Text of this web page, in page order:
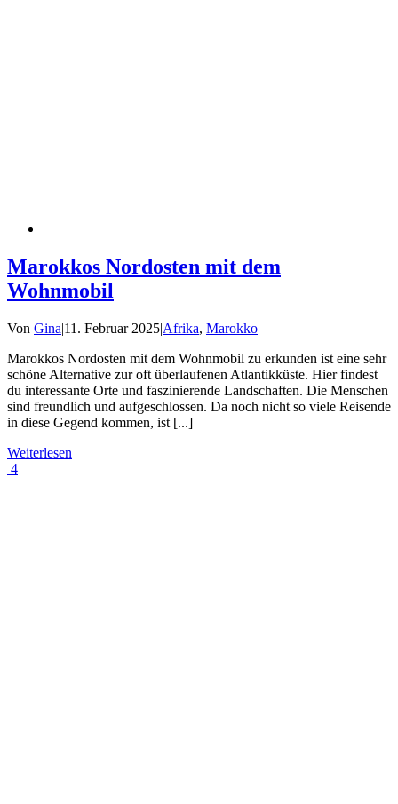
Marokkos Nordosten mit dem
Wohnmobil
Von Gina|11. Februar 2025|Afrika, Marokko|
Marokkos Nordosten mit dem Wohnmobil zu erkunden ist eine sehr
schöne Alternative zur oft überlaufenen Atlantikküste. Hier findest
du interessante Orte und faszinierende Landschaften. Die Menschen
sind freundlich und aufgeschlossen. Da noch nicht so viele Reisende
in diese Gegend kommen, ist [...]
Weiterlesen
4